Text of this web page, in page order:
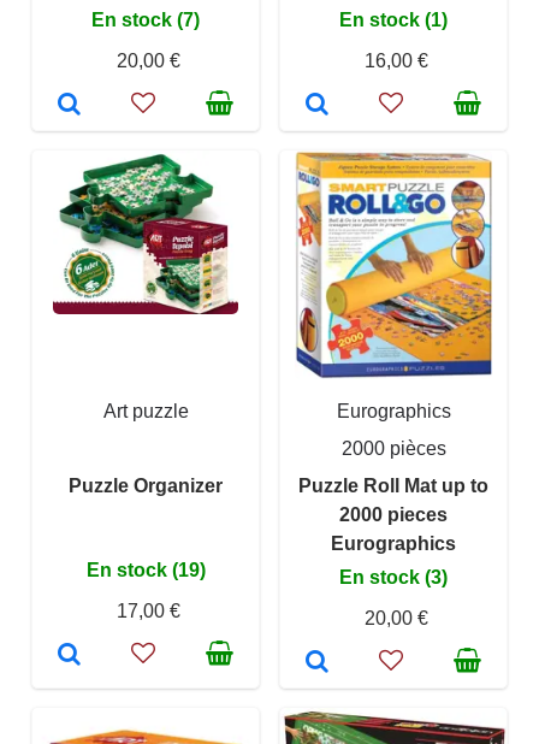
En stock (7)
20,00 €
En stock (1)
16,00 €
Art puzzle
Puzzle Organizer
En stock (19)
17,00 €
Eurographics
2000 pièces
Puzzle Roll Mat up to
2000 pieces
Eurographics
En stock (3)
20,00 €